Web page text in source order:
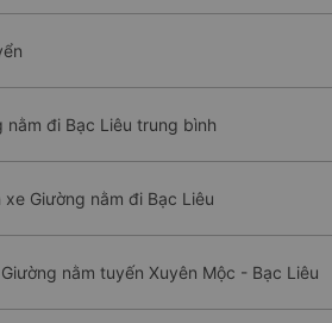
nằm đi Bạc Liêu trung bình
Giường nằm đi Bạc Liêu
nằm tuyến Xuyên Mộc - Bạc Liêu